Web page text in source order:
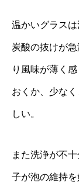
温かいグラス
炭酸の抜けが
り風味が薄く
おくか、少な
しい。
また洗浄が不
子が泡の維持